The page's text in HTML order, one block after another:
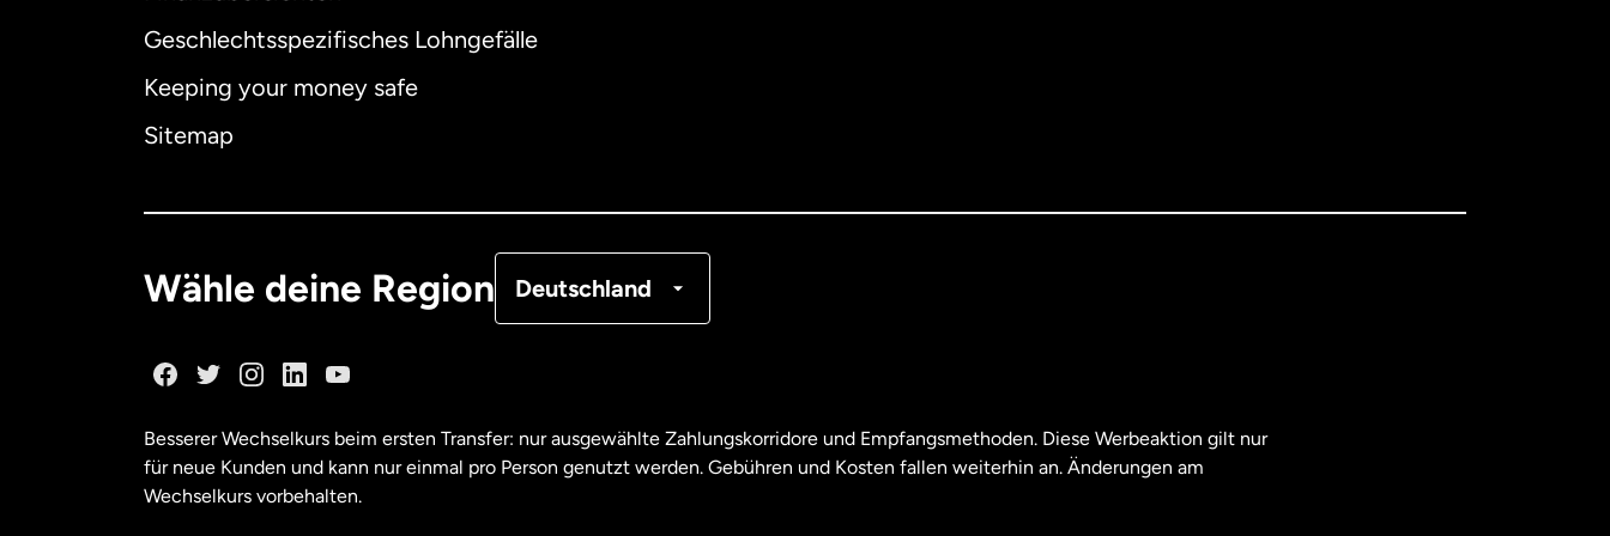
Geschlechtsspezifisches Lohngefälle
Keeping your money safe
Sitemap
Wähle deine Region Deutschland
Australien
Malaysia
Besserer Wechselkurs beim ersten Transfer: nur ausgewählte Zahlungskorridore und Empfangsmethoden. Diese Werbeaktion gilt nur
für neue Kunden und kann nur einmal pro Person genutzt werden. Gebühren und Kosten fallen weiterhin an. Änderungen am
Wechselkurs vorbehalten.